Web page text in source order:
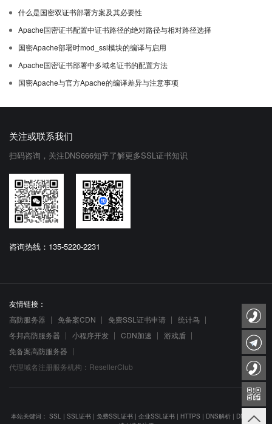
什么是国密双证书部署方案及其必要性
Apache国密证书配置中证书路径的绝对路径与相对路径选择
国密Apache部署时mod_ssl模块的编译与启用
Apache国密证书部署中多域名证书的配置方法
国密Apache与官方Apache的编译差异与注意事项
关注或联系我们
扫码咨询，关注DNS666知乎了解更多SSL证书知识
咨询热线：135-5220-2231
友情链接：
高防服务器
免备案CDN 免费SSL证书申请
统计鸟
冬邦高防服务器
小程序开发 CDN加速
游戏盾
免备案高防服务器
代理域名注册服务机构：ResellerClub
本站关键词： SSL | SSL证书 | 免费SSL证书 | 企业SSL证书 | HTTPS | DNS解析 | DNS防劫